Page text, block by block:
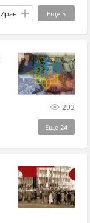
Еще 5
Иран
292
Еще 24